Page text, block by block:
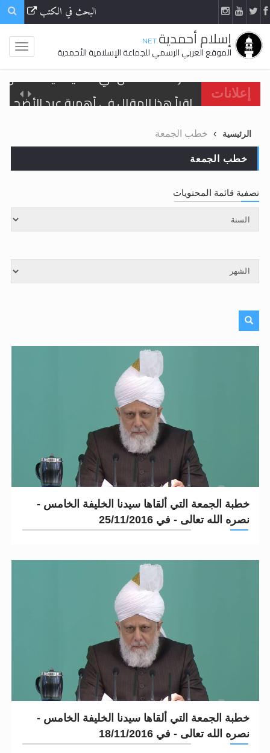
البحث في الكتب
إسلام أحمدية.NET
الموقع العربي الرسمي للجماعة الإسلامية الأحمدية
إعلانات
اقرأ هذا المقال في أهمية عيد
تعميم هامّ لأفراد الجماعة >> المزيد
تعميم هامّ لأفراد الجماعة >> المزيد
الرئيسية خطب الجمعة
خطب الجمعة
تصفية قائمة المحتويات
خطبة الجمعة التي ألقاها سيدنا الخليفة الخامس -
نصره الله تعالى - في 25/11/2016
خطبة الجمعة التي ألقاها سيدنا الخليفة الخامس -
نصره الله تعالى - في 18/11/2016